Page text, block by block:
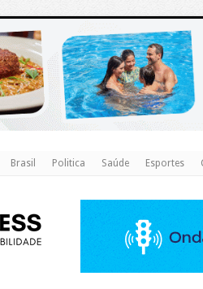
Brasil Politica Saúde Esportes